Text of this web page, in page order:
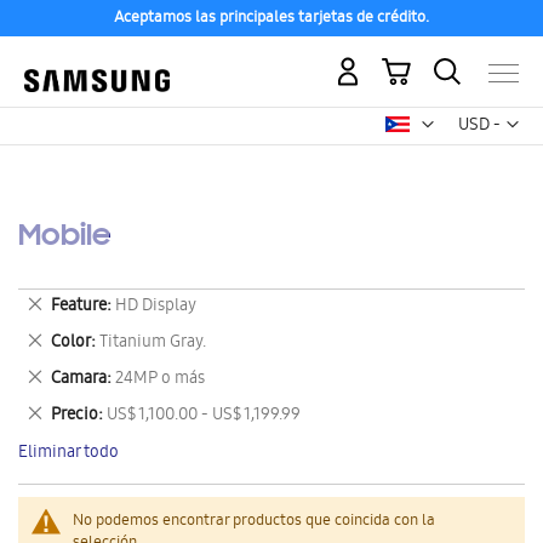
Aceptamos las principales tarjetas de crédito.
USD -
dólar
Mi carrito
Mobile
No podemos encontrar productos que coincida con la
Feature HD Display
Eliminar
este
artículo
Color Titanium Gray.
Eliminar
este
artículo
Camara 24MP o más
Eliminar
este
artículo
Precio US$ 1,100.00 - US$ 1,199.99
Eliminar
este
artículo
Eliminar todo